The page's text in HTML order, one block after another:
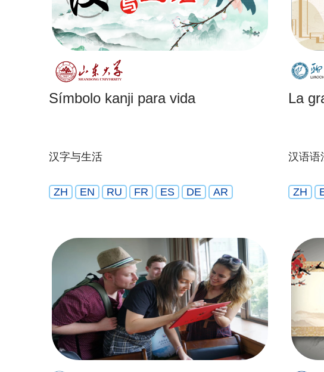
Símbolo kanji para vida
汉字与生活
ZH EN RU FR ES DE AR
La
汉语语
ZH